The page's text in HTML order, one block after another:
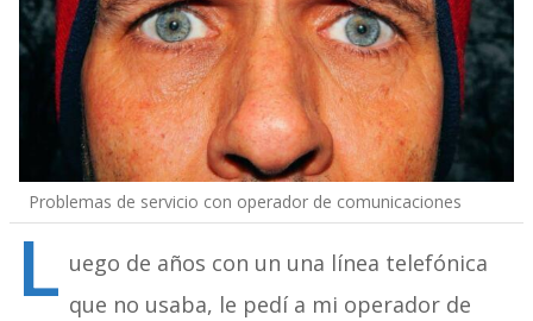
Problemas de servicio con operador de comunicaciones
L uego de años con un una línea telefónica
que no usaba, le pedí a mi operador de